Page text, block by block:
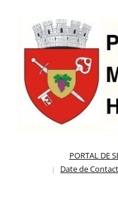
PORTAL DE
Date de